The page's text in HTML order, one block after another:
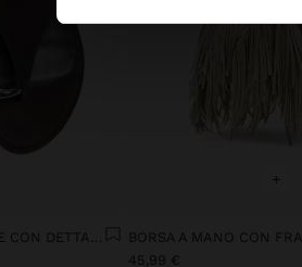
+
BORSA A MANO CON
45,99 €